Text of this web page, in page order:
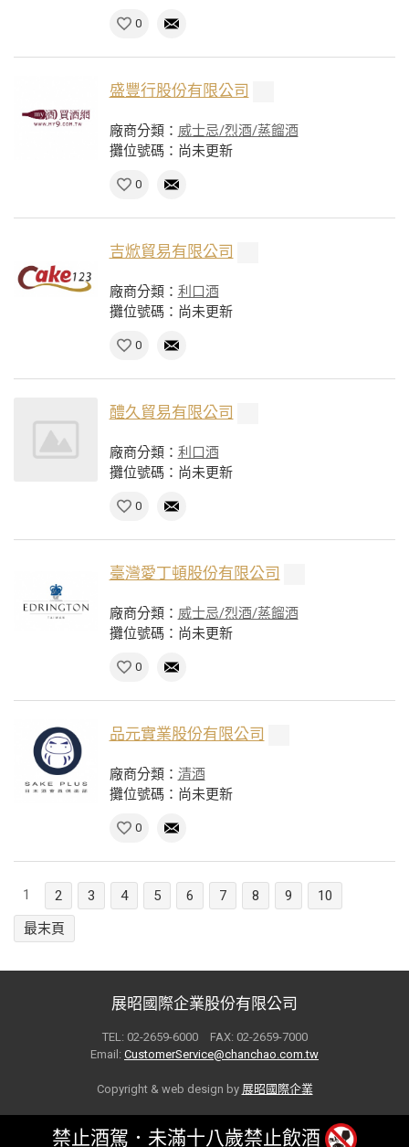
0
盛豐行股份有限公司
廠商分類： 威士忌/烈酒/蒸餾酒
攤位號碼：尚未更新
0
吉焮貿易有限公司
廠商分類： 利口酒
攤位號碼：尚未更新
0
醴久貿易有限公司
廠商分類： 利口酒
攤位號碼：尚未更新
0
臺灣愛丁頓股份有限公司
廠商分類： 威士忌/烈酒/蒸餾酒
攤位號碼：尚未更新
0
品元實業股份有限公司
廠商分類： 清酒
攤位號碼：尚未更新
0
1 2 3 4 5 6 7 8 9
10
最末頁
展昭國際企業股份有限公司
TEL: 02-2659-6000 FAX: 02-2659-7000
Email: CustomerService@chanchao.com.tw
Copyright & web design by 展昭國際企業
禁止酒駕．未滿十八歲禁止飲酒